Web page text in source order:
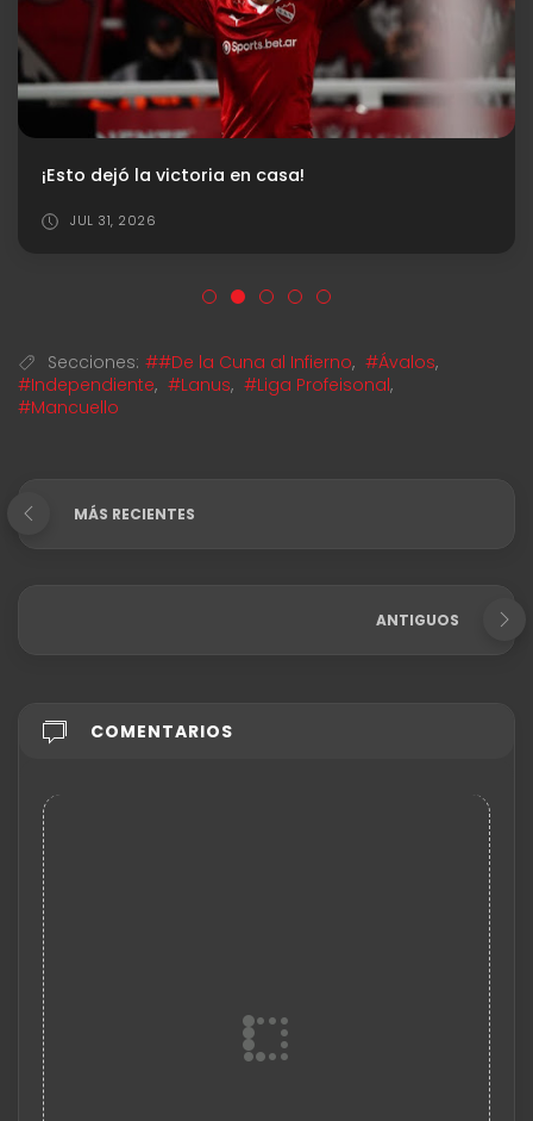
¡Esto dejó la victoria en casa!
JUL 31, 2026
Secciones: ##De la Cuna al Infierno, #Ávalos,
#Independiente, #Lanus, #Liga Profeisonal,
#Mancuello
MÁS RECIENTES
ANTIGUOS
COMENTARIOS